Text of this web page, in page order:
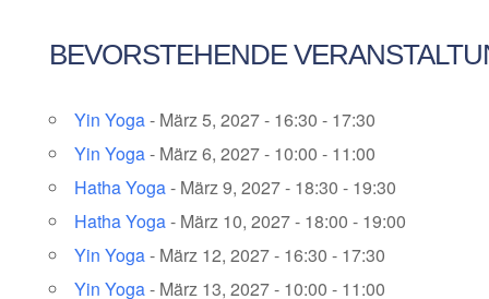
BEVORSTEHENDE
Yin Yoga- März 5, 2027 - 16:30 - 17:30
Yin Yoga- März 6, 2027 - 10:00 - 11:00
Hatha Yoga- März 9, 2027 - 18:30 - 19:30
Hatha Yoga- März 10, 2027 - 18:00 - 19:00
Yin Yoga- März 12, 2027 - 16:30 - 17:30
Yin Yoga- März 13, 2027 - 10:00 - 11:00